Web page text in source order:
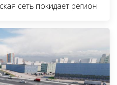
сеть покидает регион